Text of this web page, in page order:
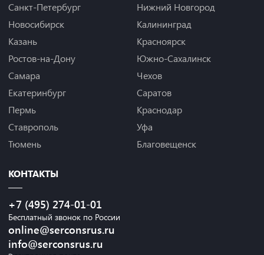
Санкт-Петербург
Новосибирск
Казань
Ростов-на-Дону
Самара
Екатеринбург
Пермь
Ставрополь
Тюмень
Нижний Новгород
Калининград
Красноярск
Южно-Сахалинск
Чехов
Саратов
Краснодар
Уфа
Благовещенск
КОНТАКТЫ
+7 (495) 274-01-01
Бесплатный звонок по России
online@serconsrus.ru
info@serconsrus.ru